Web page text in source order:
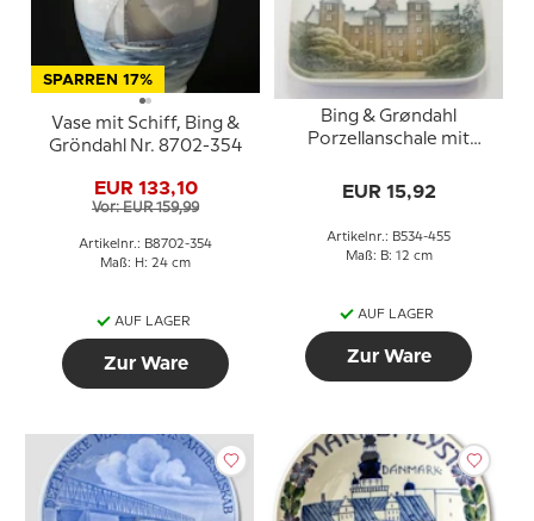
SPARREN 17%
Vase mit Schiff, Bing &
Gröndahl Nr. 8702-354
EUR 133,10
Vor: EUR 159,99
Artikelnr.: B8702-354
Maß: H: 24 cm
AUF LAGER
Zur Ware
Bing & Grøndahl
Porzellanschale mit
EUR 15,92
Artikelnr.: B534-455
Maß: B: 12 cm
AUF LAGER
Zur Ware